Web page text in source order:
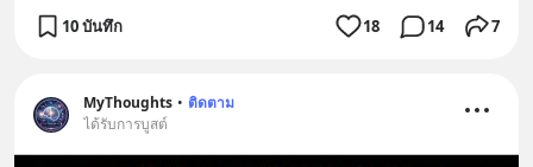
10 บันทึก 18 14 7
MyThoughts • ติดตาม
ได้รับการบูสต์